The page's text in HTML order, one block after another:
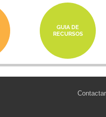
GUIA DE
RECURSOS
Contactar